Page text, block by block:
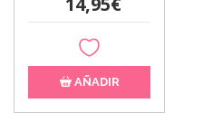
AÑADIR